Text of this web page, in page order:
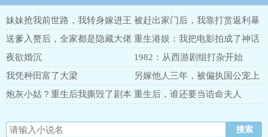
妹妹抢我前世路，我转身嫁进王
府
被赶出家门后，我靠打赏返利暴
富
送爹入赘后，全家都是隐藏大佬 重生港娱：我把电影拍成了神话
夜欲婚沉
1982：从西游剧组打杂开始
我凭种田富了大梁
另嫁他人三年，被偏执国公宠上
鸾榻
炮灰小姑？重生后我撕毁了剧本 重生后，谁还要当诰命夫人